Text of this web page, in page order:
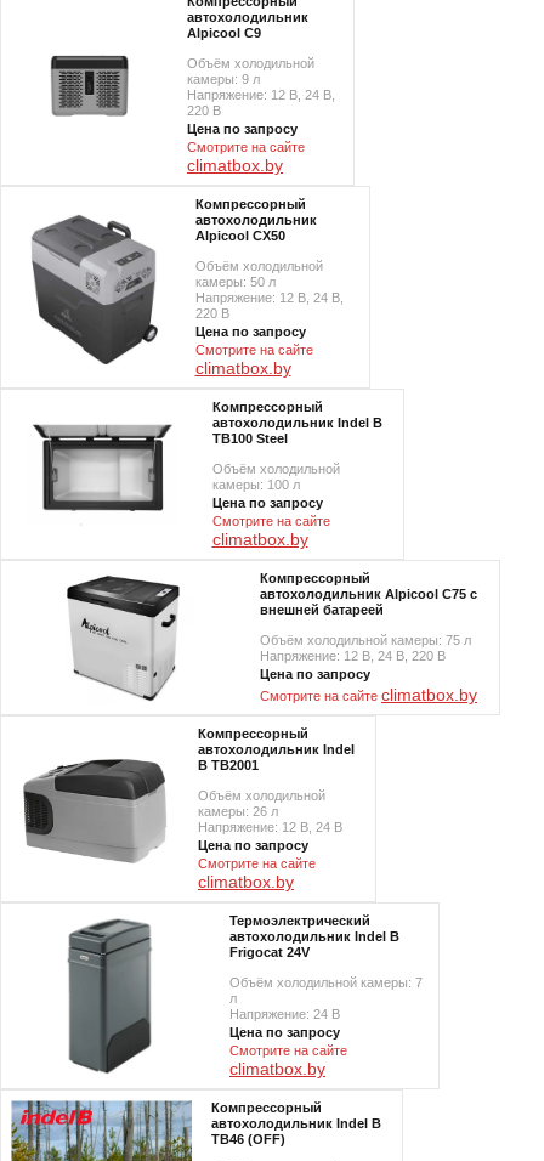
автохолодильник
Alpicool C9
Объём холодильной
камеры: 9 л
Напряжение: 12 В, 24 В,
220 В
Цена по запросу
Смотрите на сайте
climatbox.by
Компрессорный
автохолодильник
Alpicool CX50
Объём холодильной
камеры: 50 л
Напряжение: 12 В, 24 В,
220 В
Цена по запросу
Смотрите на сайте
climatbox.by
Компрессорный
автохолодильник Indel B
TB100 Steel
Объём холодильной
камеры: 100 л
Цена по запросу
Смотрите на сайте
climatbox.by
Компрессорный
автохолодильник Alpicool C75 с
внешней батареей
Объём холодильной камеры: 75 л
Напряжение: 12 В, 24 В, 220 В
Цена по запросу
Смотрите на сайте climatbox.by
Компрессорный
автохолодильник Indel
B TB2001
Объём холодильной
камеры: 26 л
Напряжение: 12 В, 24 В
Цена по запросу
Смотрите на сайте
climatbox.by
Термоэлектрический
автохолодильник Indel B
Frigocat 24V
Объём холодильной камеры: 7
л
Напряжение: 24 В
Цена по запросу
Смотрите на сайте
climatbox.by
Компрессорный
автохолодильник Indel B
TB46 (OFF)